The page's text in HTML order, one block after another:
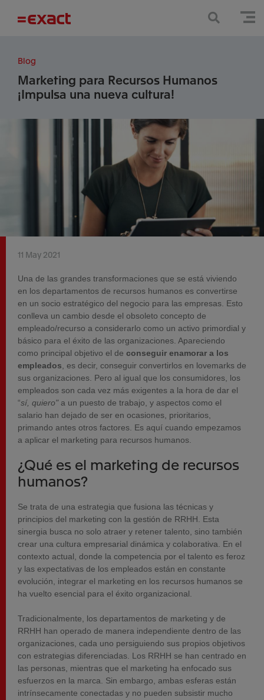
Blog
Marketing para Recursos Humanos
¡Impulsa una nueva cultura!
11 May 2021
Una de las grandes transformaciones que se está viviendo
en los departamentos de recursos humanos es convertirse
en un socio estratégico del negocio para las empresas. Esto
conlleva un cambio desde el obsoleto concepto de
empleado/recurso a considerarlo como un activo primordial y
básico para el éxito de las organizaciones. Apareciendo
como principal objetivo el de conseguir enamorar a los
empleados , es decir, conseguir convertirlos en lovemarks de
sus organizaciones. Pero al igual que los consumidores, los
empleados son cada vez más exigentes a la hora de dar el
“sí, quiero"a un puesto de trabajo, y aspectos como el
salario han dejado de ser en ocasiones, prioritarios,
primando antes otros factores. Es aquí cuando empezamos
a aplicar el marketing para recursos humanos.
¿Qué es el marketing de recursos
humanos?
Se trata de una estrategia que fusiona las técnicas y
principios del marketing con la gestión de RRHH. Esta
sinergia busca no solo atraer y retener talento, sino también
crear una cultura empresarial dinámica y colaborativa. En el
contexto actual, donde la competencia por el talento es feroz
y las expectativas de los empleados están en constante
evolución, integrar el marketing en los recursos humanos se
ha vuelto esencial para el éxito organizacional.
Tradicionalmente, los departamentos de marketing y de
RRHH han operado de manera independiente dentro de las
organizaciones, cada uno persiguiendo sus propios objetivos
con estrategias diferenciadas. Los RRHH se han centrado en
las personas, mientras que el marketing ha enfocado sus
esfuerzos en la marca. Sin embargo, ambas esferas están
intrínsecamente conectadas y no pueden subsistir mucho